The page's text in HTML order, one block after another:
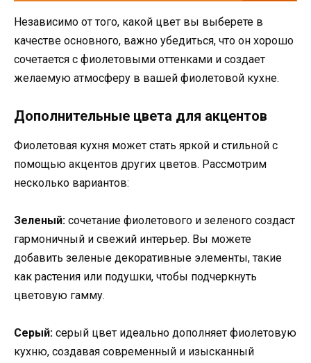
Независимо от того, какой цвет вы выберете в
качестве основного, важно убедиться, что он хорошо
сочетается с фиолетовыми оттенками и создает
желаемую атмосферу в вашей фиолетовой кухне.
Дополнительные цвета для акцентов
Фиолетовая кухня может стать яркой и стильной с
помощью акцентов других цветов. Рассмотрим
несколько вариантов:
Зеленый: сочетание фиолетового и зеленого создаст
гармоничный и свежий интерьер. Вы можете
добавить зеленые декоративные элементы, такие
как растения или подушки, чтобы подчеркнуть
цветовую гамму.
Серый: серый цвет идеально дополняет фиолетовую
кухню, создавая современный и изысканный